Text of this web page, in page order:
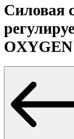
Силовая